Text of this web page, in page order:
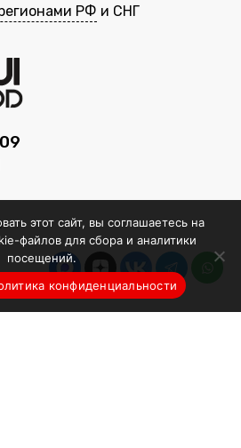
РФ и СНГ
этот сайт, вы соглашаетесь на
файлов для сбора и аналитики
посещений.
конфиденциальности